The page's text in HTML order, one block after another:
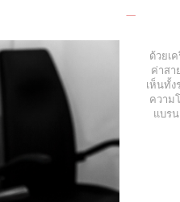
ด้วยเ
ค่าสา
เห็นทั้ง
ความ
แบร